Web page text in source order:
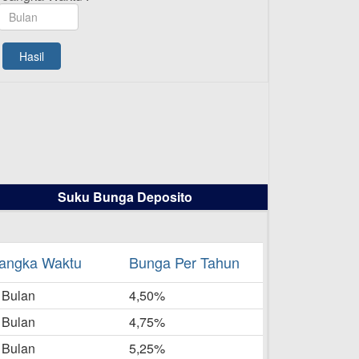
TAMASHA Bulan Agustus 2025
Kantor Cabang Pati 13 Agustus
Daftar Pemenang Undian
16-06-2025
Daftar Pemenang Undian
TAMASHA Bulan Mei 2025
20-05-2025
Laporan Keuangan Berkelanjutan
Hasil
Suku Bunga Deposito
Waktu Bunga Per Tahun
4,50%
4,75%
5,25%